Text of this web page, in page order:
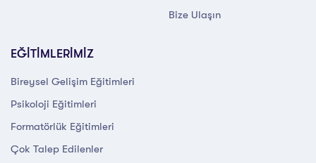
Bize Ulaşın
EĞİTİMLERİMİZ
Bireysel Gelişim Eğitimleri
Psikoloji Eğitimleri
Formatörlük Eğitimleri
Çok Talep Edilenler